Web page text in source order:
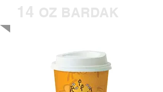
14 OZ BARDAK